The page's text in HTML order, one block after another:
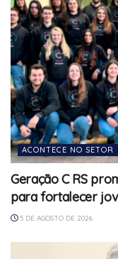
ACONTECE NO SETOR
Geração C RS
para fortalecer
5 DE AGOSTO DE 2026